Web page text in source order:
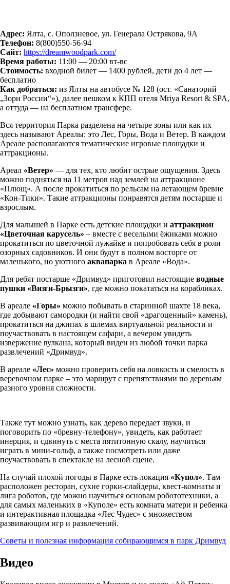
Адрес: Ялта, с. Оползневое, ул. Генерала Острякова, 9А
Телефон: 8(800)550-56-94
Сайт: https://dreamwoodpark.com/
Время работы: 11:00 — 20:00 вт-вс
Стоимость: входной билет — 1400 рублей, дети до 4 лет —
бесплатно
Как добраться: из Ялты на автобусе № 128 (ост. «Санаторий
„Зори России“»), далее пешком к КПП отеля Mriya Resort & SPA,
а оттуда — на бесплатном трансфере.
Вся территория Парка разделена на четыре зоны или как их
здесь называют Ареалы: это Лес, Горы, Вода и Ветер. В каждом
Ареале располагаются тематические игровые площадки и
аттракционы.
Ареал «Ветер» — для тех, кто любит острые ощущения. Здесь
можно подняться на 11 метров над землей на аттракционе
«Плющ». А после прокатиться по рельсам на летающем бревне
«Кон-Тики». Такие аттракционы понравятся детям постарше и
взрослым.
Для малышей в Парке есть детские площадки и аттракцион
«Цветочная карусель» – вместе с веселыми ёжиками можно
прокатиться по цветочной лужайке и попробовать себя в роли
озорных садовников. И они будут в полном восторге от
маленького, но уютного аквапарка в Ареале «Вода».
Для ребят постарше «Дримвуд» приготовил настоящие водные
пушки «Визги-Брызги», где можно покататься на корабликах.
В ареале «Горы» можно побывать в старинной шахте 18 века,
где добывают самородки (и найти свой «драгоценный» камень),
прокатиться на джипах в шлемах виртуальной реальности и
поучаствовать в настоящем сафари, а вечером увидеть
извержение вулкана, который виден из любой точки парка
развлечений «Дримвуд».
В ареале «Лес» можно проверить себя на ловкость и смелость в
веревочном парке – это маршрут с препятствиями по деревьям
разного уровня сложности.
Также тут можно узнать, как дерево передает звуки, и
поговорить по «бревну-телефону», увидеть, как работает
инерция, и сдвинуть с места пятитонную скалу, научиться
играть в мини-гольф, а также посмотреть или даже
поучаствовать в спектакле на лесной сцене.
На случай плохой погоды в Парке есть локация «Купол». Там
расположен ресторан, сухие горки-слайдеры, квест-комнаты и
лига роботов, где можно научиться основам робототехники, а
для самых маленьких в «Куполе» есть комната матери и ребенка
и интерактивная площадка «Лес Чудес» с множеством
развивающим игр и развлечений.
Советы и полезная информация собирающимся в парк Дримвуд
Видео